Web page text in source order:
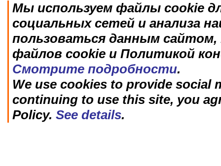
Мы используем файлы cookie
социальных сетей и анализа
пользоваться данным
файлов cookie и Политикой
Смотрите подробности.
We use cookies to provide social
continuing to use this site, you
Policy. See details.